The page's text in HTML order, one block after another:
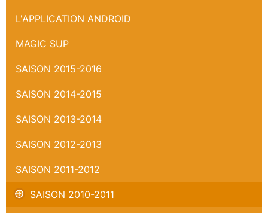
L'APPLICATION ANDROID
MAGIC SUP
SAISON 2015-2016
SAISON 2014-2015
SAISON 2013-2014
SAISON 2012-2013
SAISON 2011-2012
SAISON 2010-2011